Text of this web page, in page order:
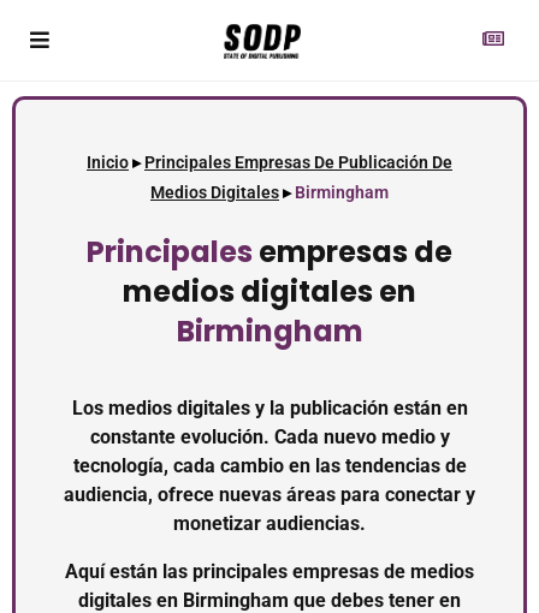
Inicio▸Principales Empresas De Publicación De
Medios Digitales▸Birmingham
Principales empresas de
medios digitales en
Birmingham
Los medios digitales y la publicación están en
constante evolución. Cada nuevo medio y
tecnología, cada cambio en las tendencias de
audiencia, ofrece nuevas áreas para conectar y
monetizar audiencias.
Aquí están las principales empresas de medios
digitales en Birmingham que debes tener en